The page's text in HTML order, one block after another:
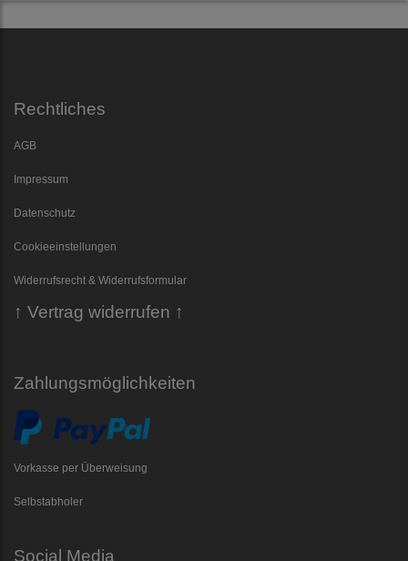
Rechtliches
AGB
Impressum
Datenschutz
Cookieeinstellungen
Widerrufsrecht & Widerrufsformular
↑ Vertrag widerrufen ↑
Zahlungsmöglichkeiten
Vorkasse per Überweisung
Selbstabholer
Social Media